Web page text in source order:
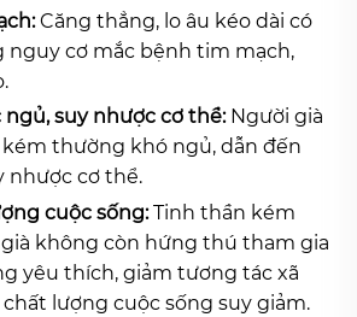
Căng thẳng, lo âu kéo dài có
nguy cơ mắc bệnh tim mạch,
ngủ, suy nhược cơ thể:Người già
thường khó ngủ, dẫn đến
nhược cơ thể.
cuộc sống:Tinh thần kém
không còn hứng thú tham gia
yêu thích, giảm tương tác xã
chất lượng cuộc sống suy giảm.